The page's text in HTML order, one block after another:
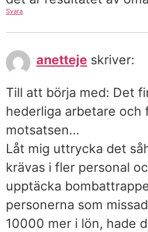
Svara
anetteje skriver:
Till att börja med: Det
hederliga arbetare och
motsatsen…
Låt mig uttrycka det
krävas i fler personal
upptäcka
personerna som
10000 mer i lön, hade